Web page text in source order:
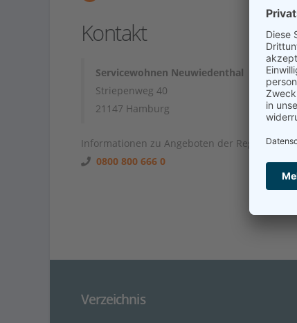
Kontakt
Servicewohnen Neuwiedenthal
Striepenweg 40
21147 Hamburg
Informationen zu Angeboten der Region unter
0800 800 666 0
Verzeichnis